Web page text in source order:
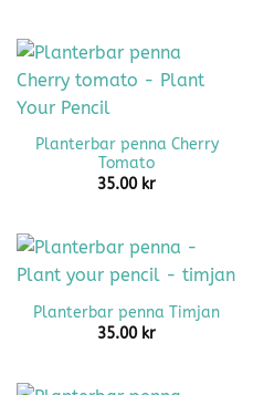
Planterbar penna Cherry
Tomato
35.00 kr
Planterbar penna Timjan
35.00 kr